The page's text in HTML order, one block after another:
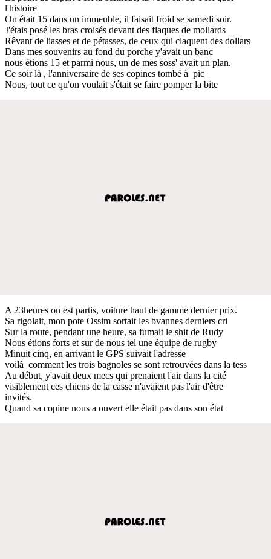
l'histoire
On était 15 dans un immeuble, il faisait froid se samedi soir.
J'étais posé les bras croisés devant des flaques de mollards
Rêvant de liasses et de pétasses, de ceux qui claquent des dollars
Dans mes souvenirs au fond du porche y'avait un banc
nous étions 15 et parmi nous, un de mes soss' avait un plan.
Ce soir là , l'anniversaire de ses copines tombé à pic
Nous, tout ce qu'on voulait s'était se faire pomper la bite
A 23heures on est partis, voiture haut de gamme dernier prix.
Sa rigolait, mon pote Ossim sortait les bvannes derniers cri
Sur la route, pendant une heure, sa fumait le shit de Rudy
Nous étions forts et sur de nous tel une équipe de rugby
Minuit cinq, en arrivant le GPS suivait l'adresse
voilà comment les trois bagnoles se sont retrouvées dans la tess
Au début, y'avait deux mecs qui prenaient l'air dans la cité
visiblement ces chiens de la casse n'avaient pas l'air d'être
invités.
Quand sa copine nous a ouvert elle était pas dans son état